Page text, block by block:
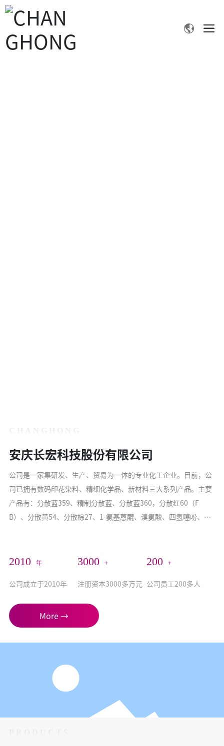
CHANGHONG
安庆长宏科技股份有限公司
公司是一家集研发、生产、贸易为一体的专业化工企业。目前，公
司已拥有数码印花染料、精细化学品、新材料三大系列产品。主要
产品有：分散蓝359、精制分散蓝、分散蓝360，分散红60（F
B）、分散黄54、分散棕27、1-氨基蒽醌、溴氨酸、四氢噻吩、四
2010 年
公司成立于2010年
3000 +
注册资本3000多万元
200 +
公司员工200多人
More →